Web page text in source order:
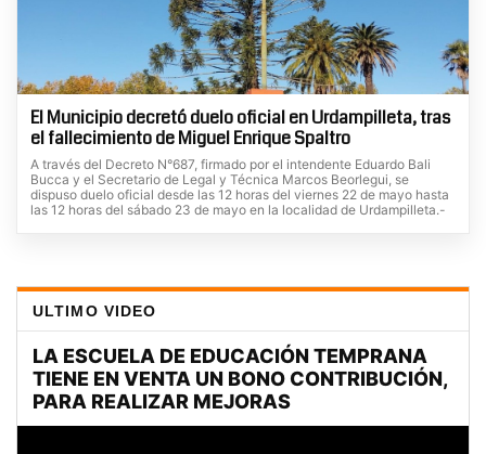
El Municipio decretó duelo oficial en Urdampilleta, tras
el fallecimiento de Miguel Enrique Spaltro
A través del Decreto N°687, firmado por el intendente Eduardo Bali
Bucca y el Secretario de Legal y Técnica Marcos Beorlegui, se
dispuso duelo oficial desde las 12 horas del viernes 22 de mayo hasta
las 12 horas del sábado 23 de mayo en la localidad de Urdampilleta.-
ULTIMO VIDEO